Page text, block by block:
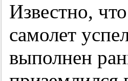
Известно,
самолет
выполнен